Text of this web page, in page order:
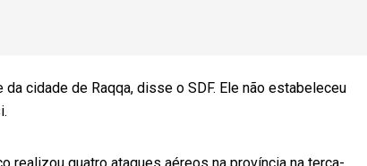
cidade de Raqqa, disse o SDF. Ele não estabeleceu